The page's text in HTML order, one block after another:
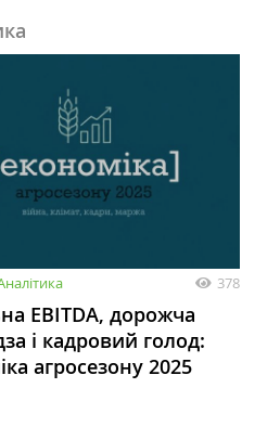
378
EBITDA, дорожча
і кадровий голод:
агросезону 2025